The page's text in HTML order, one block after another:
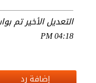
التعديل الأخير تم بواسطة أثير
04:18 PM
إضافة رد